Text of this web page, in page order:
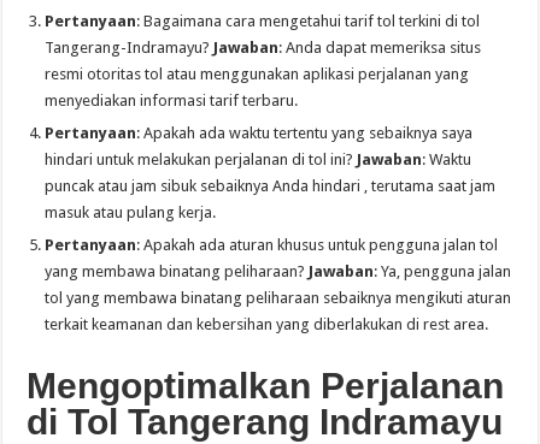
Pertanyaan: Bagaimana cara mengetahui tarif tol terkini di tol
Tangerang-Indramayu? Jawaban: Anda dapat memeriksa situs
resmi otoritas tol atau menggunakan aplikasi perjalanan yang
menyediakan informasi tarif terbaru.
Pertanyaan: Apakah ada waktu tertentu yang sebaiknya saya
hindari untuk melakukan perjalanan di tol ini? Jawaban: Waktu
puncak atau jam sibuk sebaiknya Anda hindari , terutama saat jam
masuk atau pulang kerja.
Pertanyaan: Apakah ada aturan khusus untuk pengguna jalan tol
yang membawa binatang peliharaan? Jawaban: Ya, pengguna jalan
tol yang membawa binatang peliharaan sebaiknya mengikuti aturan
terkait keamanan dan kebersihan yang diberlakukan di rest area.
Mengoptimalkan Perjalanan
di Tol Tangerang Indramayu